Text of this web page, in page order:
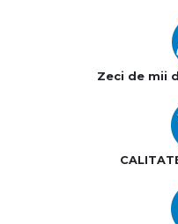
Zeci de mii